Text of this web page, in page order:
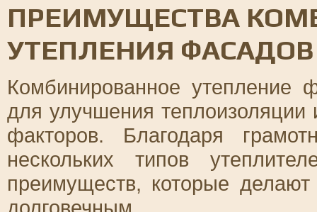
ПРЕИМУЩЕСТВА
УТЕПЛЕНИЯ
Комбинированное утепление
для улучшения
факторов. Благодаря
нескольких типов
преимуществ, которые